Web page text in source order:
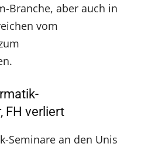
Branche, aber auch in
vom
FH verliert
Seminare an den Unis